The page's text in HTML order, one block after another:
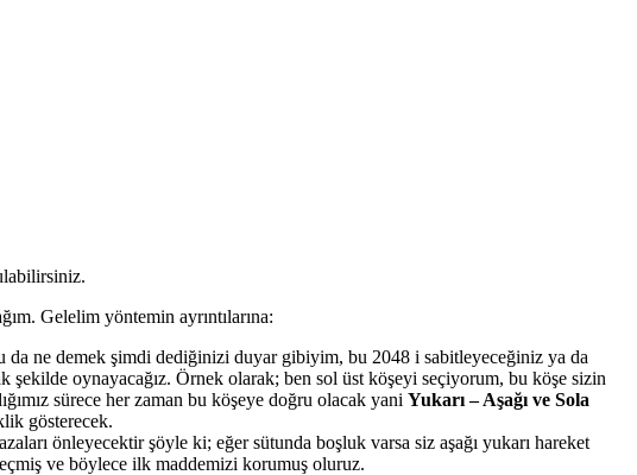
Gelelim yöntemin ayrıntılarına:
ne demek şimdi dediğinizi duyar gibiyim, bu 2048 i sabitleyeceğiniz ya da
şekilde oynayacağız. Örnek olarak; ben sol üst köşeyi seçiyorum, bu köşe sizin
sürece her zaman bu köşeye doğru olacak yani Yukarı – Aşağı ve Sola
gösterecek.
önleyecektir şöyle ki; eğer sütunda boşluk varsa siz aşağı yukarı hareket
ve böylece ilk maddemizi korumuş oluruz.